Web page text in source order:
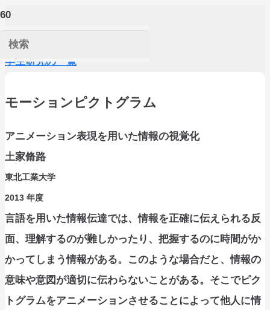
学生研究の一覧
モーションピクトグラム
アニメーション表現を用いた情報の視覚化
土家脩路
東北工業大学
2013 年度
言語を用いた情報伝達では、情報を正確に伝えられる反
面、理解するのが難しかったり、把握するのに時間がか
かってしまう情報がある。このような場合だと、情報の
意味や意図が適切に伝わらないことがある。そこでピク
トグラムをアニメーションさせることによって他人に情